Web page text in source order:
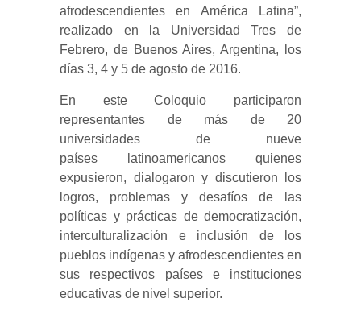
afrodescendientes en América Latina”,
realizado en la Universidad Tres de
Febrero, de Buenos Aires, Argentina, los
días 3, 4 y 5 de agosto de 2016.
En este Coloquio participaron
representantes de más de 20
universidades de nueve
países latinoamericanos quienes
expusieron, dialogaron y discutieron los
logros, problemas y desafíos de las
políticas y prácticas de democratización,
interculturalización e inclusión de los
pueblos indígenas y afrodescendientes en
sus respectivos países e instituciones
educativas de nivel superior.